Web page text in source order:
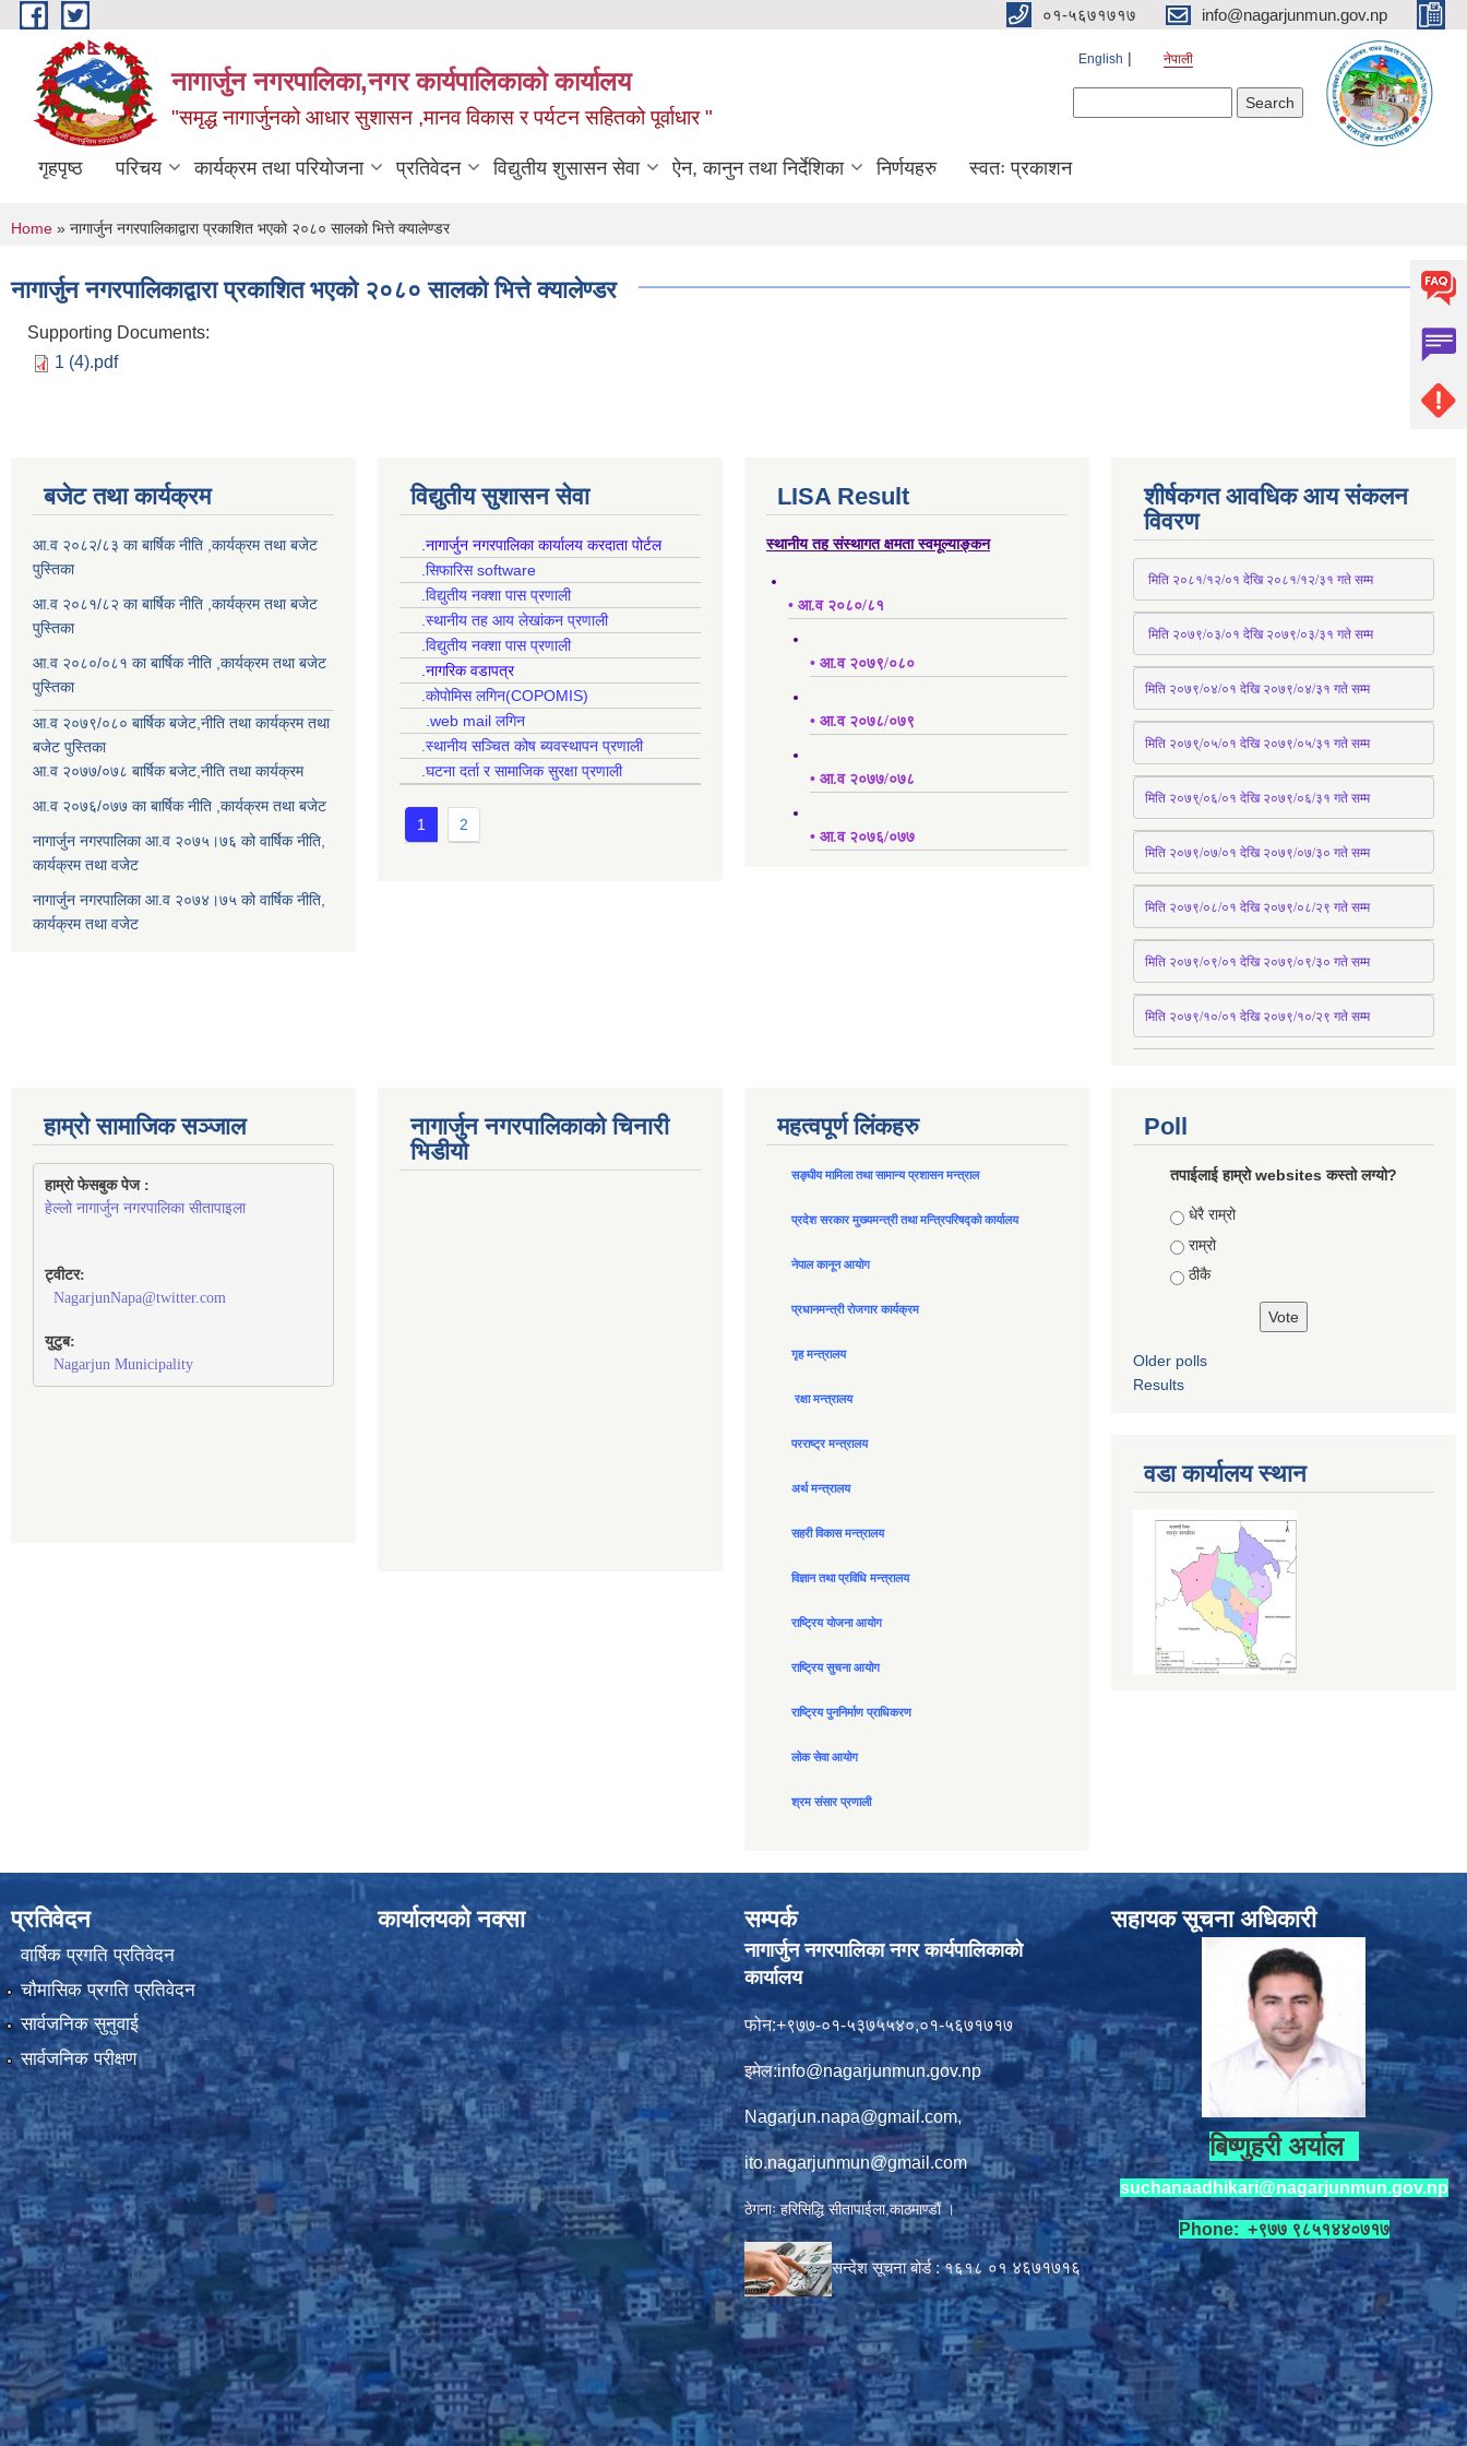
Skip to main content ०१-५६७१७१७ info@nagarjunmun.gov.np
नागार्जुन नगरपालिका,नगर कार्यपालिकाको कार्यालय
"समृद्ध नागार्जुनको आधार सुशासन ,मानव विकास र पर्यटन सहितको पूर्वाधार "
English नेपाली
गृहपृष्ठ परिचय कार्यक्रम तथा परियोजना प्रतिवेदन विद्युतीय शुसासन सेवा ऐन, कानुन तथा निर्देशिका निर्णयहरु स्वतः प्रकाशन
You are here
Home » नागार्जुन नगरपालिकाद्वारा प्रकाशित भएको २०८० सालको भित्ते क्यालेण्डर
नागार्जुन नगरपालिकाद्वारा प्रकाशित भएको २०८० सालको भित्ते क्यालेण्डर
Supporting Documents:
1 (4).pdf
बजेट तथा कार्यक्रम
आ.व २०८२/८३ का बार्षिक नीति ,कार्यक्रम तथा बजेट
पुस्तिका
आ.व २०८१/८२ का बार्षिक नीति ,कार्यक्रम तथा बजेट
पुस्तिका
आ.व २०८०/०८१ का बार्षिक नीति ,कार्यक्रम तथा बजेट
पुस्तिका
आ.व २०७९/०८० बार्षिक बजेट,नीति तथा कार्यक्रम तथा
बजेट पुस्तिका
आ.व २०७७/०७८ बार्षिक बजेट,नीति तथा कार्यक्रम
आ.व २०७६/०७७ का बार्षिक नीति ,कार्यक्रम तथा बजेट
नागार्जुन नगरपालिका आ.व २०७५।७६ को वार्षिक नीति,
कार्यक्रम तथा वजेट
नागार्जुन नगरपालिका आ.व २०७४।७५ को वार्षिक नीति,
कार्यक्रम तथा वजेट
विद्युतीय सुशासन सेवा
.नागार्जुन नगरपालिका कार्यालय करदाता पोर्टल
.सिफारिस software
.विद्युतीय नक्शा पास प्रणाली
.स्थानीय तह आय लेखांकन प्रणाली
.विद्युतीय नक्शा पास प्रणाली
.नागरिक वडापत्र
.कोपोमिस लगिन(COPOMIS)
.web mail लगिन
.स्थानीय सञ्चित कोष ब्यवस्थापन प्रणाली
.घटना दर्ता र सामाजिक सुरक्षा प्रणाली
1 2
LISA Result
स्थानीय तह संस्थागत क्षमता स्वमूल्याङ्कन
• आ.व २०८०/८१
• आ.व २०७९/०८०
• आ.व २०७८/०७९
• आ.व २०७७/०७८
• आ.व २०७६/०७७
शीर्षकगत आवधिक आय संकलन
विवरण
मिति २०८१/१२/०१ देखि २०८१/१२/३१ गते सम्म
मिति २०७९/०३/०१ देखि २०७९/०३/३१ गते सम्म
मिति २०७९/०४/०१ देखि २०७९/०४/३१ गते सम्म
मिति २०७९्/०५/०१ देखि २०७९/०५/३१ गते सम्म
मिति २०७९्/०६/०१ देखि २०७९/०६/३१ गते सम्म
मिति २०७९/०७/०१ देखि २०७९/०७/३० गते सम्म
मिति २०७९/०८/०१ देखि २०७९/०८/२९ गते सम्म
मिति २०७९/०९/०१ देखि २०७९/०९/३० गते सम्म
मिति २०७९/१०/०१ देखि २०७९/१०/२९ गते सम्म
हाम्रो सामाजिक सञ्जाल
हाम्रो फेसबुक पेज :
हेल्लो नागार्जुन नगरपालिका सीतापाइला
ट्वीटर:
NagarjunNapa@twitter.com
युटुब:
Nagarjun Municipality
नागार्जुन नगरपालिकाको चिनारी
भिडीयो
महत्वपूर्ण लिंकहरु
सङ्घीय मामिला तथा सामान्य प्रशासन मन्त्राल
प्रदेश सरकार मुख्यमन्त्री तथा मन्त्रिपरिषद्को कार्यालय
नेपाल कानून आयोग
प्रधानमन्त्री रोजगार कार्यक्रम
गृह मन्त्रालय
रक्षा मन्त्रालय
परराष्ट्र मन्त्रालय
अर्थ मन्त्रालय
सहरी विकास मन्त्रालय
विज्ञान तथा प्रविधि मन्त्रालय
राष्ट्रिय योजना आयोग
राष्ट्रिय सुचना आयोग
राष्ट्रिय पुननिर्माण प्राधिकरण
लोक सेवा आयोग
श्रम संसार प्रणाली
Poll
तपाईलाई हाम्रो websites कस्तो लग्यो?
Choices
धेरै राम्रो
राम्रो
ठीकै
Older polls
Results
वडा कार्यालय स्थान
प्रतिवेदन
वार्षिक प्रगति प्रतिवेदन
चौमासिक प्रगति प्रतिवेदन
सार्वजनिक सुनुवाई
सार्वजनिक परीक्षण
कार्यालयको नक्सा सम्पर्क
नागार्जुन नगरपालिका नगर कार्यपालिकाको
कार्यालय
फोन:+९७७-०१-५३७५५४०,०१-५६७१७१७
इमेल:info@nagarjunmun.gov.np
Nagarjun.napa@gmail.com,
ito.nagarjunmun@gmail.com
ठेगनाः हरिसिद्धि सीतापाईला,काठमाण्डौं ।
सन्देश सूचना बोर्ड : १६१८ ०१४६७१७१६
सहायक सूचना अधिकारी
बिष्णुहरी अर्याल
suchanaadhikari@nagarjunmun.gov.np
Phone: +९७७ ९८५१४४०७१७